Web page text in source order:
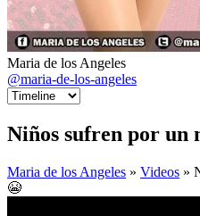
Maria de los Angeles
@maria-de-los-angeles
Niños sufren por un
Maria de los Angeles » Videos »
😭